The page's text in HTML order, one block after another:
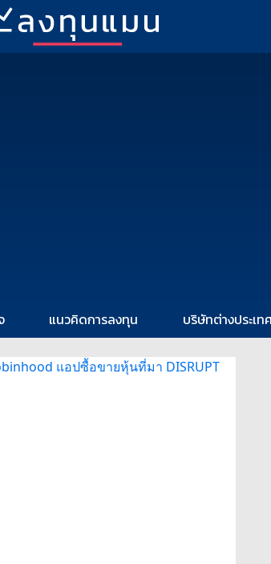
แนวคิดการลงทุน บริษัทต่างประเท